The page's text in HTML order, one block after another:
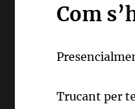
Com
Trucant per